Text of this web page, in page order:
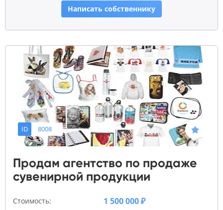
Написать собственнику
ID 8008
Продам агентство по продаже
сувенирной продукции
Стоимость: 1 500 000 ₽